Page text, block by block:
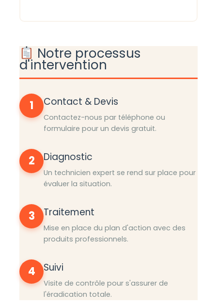
Notre processus
d'intervention
1 Contact & Devis
Contactez-nous par téléphone ou
formulaire pour un devis gratuit.
2 Diagnostic
Un technicien expert se rend sur place pour
évaluer la situation.
3 Traitement
Mise en place du plan d'action avec des
produits professionnels.
4 Suivi
Visite de contrôle pour s'assurer de
l'éradication totale.